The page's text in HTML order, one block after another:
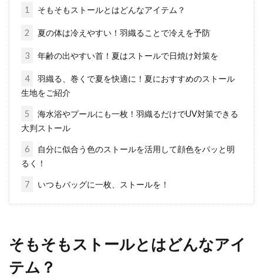
ジャケットの生地にこだわる！お洒
落に季節感を表現しよう！
どに合わせると上品でお洒落な雰囲気にグレー
コートとワンピースはバランスが大
切！上手に着こなそう！
を問わず活躍してくれるアイテムです。しか
1 そもそもストールとはどんなアイテム？
2 夏の体は冷えやすい！羽織ることで冷えを予防
3 年齢の出やすい首！夏はストールで日焼け対策を
4
羽織る、巻くで夏を快適に！夏におすすめのストール
生地をご紹介
5
海水浴やプールにも一枚！羽織るだけでUV対策できる
大判ストール
6
自分に似合う色のストールを活用して顔色をパッと明
るく！
7 いつもバッグに一枚、ストールを！
そもそもストールとはどんなアイ
テム？